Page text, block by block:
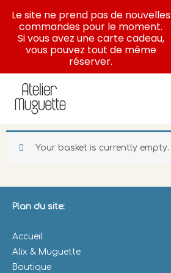
content
Your basket is currently empty.
Plan du site:
Accueil
Alix & Muguette
Boutique
Le site ne prend pas de nouvelles
commandes pour le moment.
Si vous avez une carte cadeau,
vous pouvez tout de même
réserver.